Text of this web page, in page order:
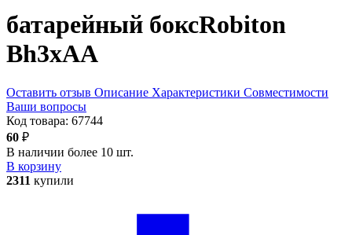
батарейный боксRobiton
Bh3xAA
Оставить отзыв Описание Характеристики Совместимости
Ваши вопросы
Код товара: 67744
60 ₽
В наличии более 10 шт.
В корзину
2311 купили